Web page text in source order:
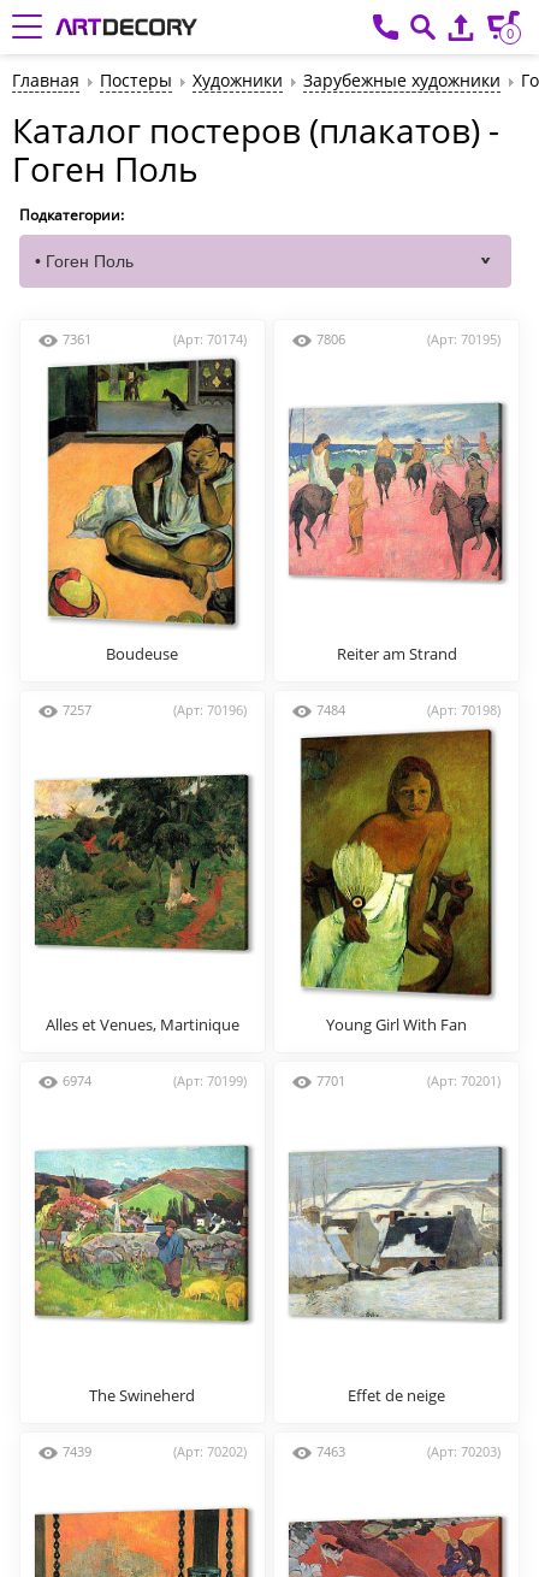
0
Главная Постеры Художники Зарубежные художники
Каталог постеров (плакатов) -
Гоген Поль
Подкатегории:
7361 (Арт: 70174)
Boudeuse
7806 (Арт: 70195)
Reiter am Strand
7257 (Арт: 70196)
Alles et Venues, Martinique
7484 (Арт: 70198)
Young Girl With Fan
6974 (Арт: 70199)
The Swineherd
7701 (Арт: 70201)
Effet de neige
7439 (Арт: 70202) 7463 (Арт: 70203)